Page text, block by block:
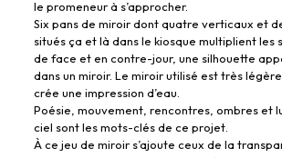
le promeneur à s’approcher.
Six pans de miroir dont quatre verticaux et
situés ça et là dans le kiosque multiplient les
de face et en contre-jour, une silhouette
dans un miroir. Le miroir utilisé est très
crée une impression d’eau.
Poésie, mouvement, rencontres, ombres et
ciel sont les mots-clés de ce projet.
À ce jeu de miroir s’ajoute ceux de la